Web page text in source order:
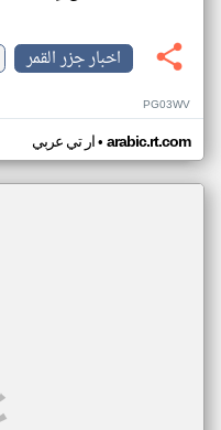
اخبار جزر القمر
PG03WV
ار تي عربي• arabic.rt.com